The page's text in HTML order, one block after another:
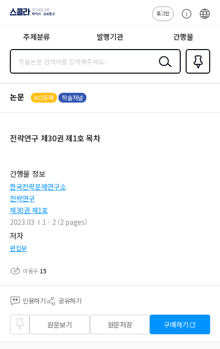
지사·교보문고
로그인
센
주제분류 발행기관 간행물
검색
즐겨찾
기0
논문 KCI등재 학술저널
전략연구 제30권 제1호 목차
간행물 정보
한국전략문제연구소
전략연구
제30권 제1호
2023.03
1 - 2 (2 pages)
저자
편집부
이용수 15
인용하기 공유하기
즐겨
찾기
원문보기 원문저장 구매하기